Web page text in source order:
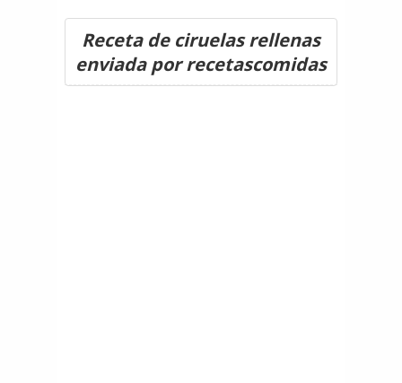
Receta de ciruelas rellenas
enviada por recetascomidas